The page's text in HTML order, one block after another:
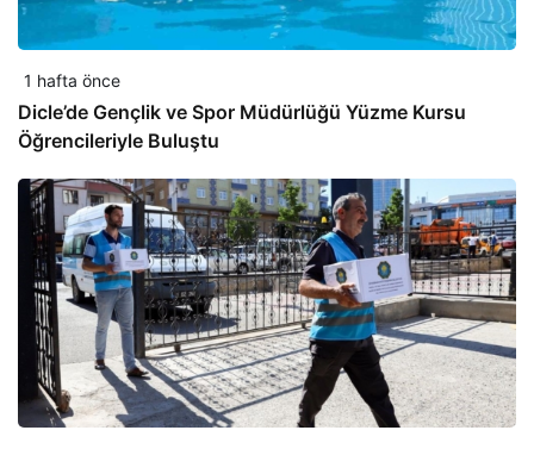
1 hafta önce
Dicle’de Gençlik ve Spor Müdürlüğü Yüzme Kursu
Öğrencileriyle Buluştu